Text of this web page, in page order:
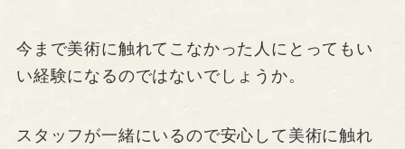
今まで美術に触れてこなかった人にとってもい
い経験になるのではないでしょうか。
スタッフが一緒にいるので安心して美術に触れ